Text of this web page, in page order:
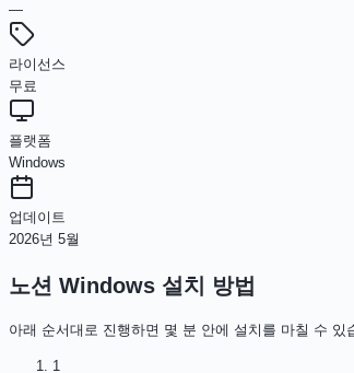
—
라이선스
무료
플랫폼
Windows
업데이트
2026년 5월
노션 Windows 설치 방법
아래 순서대로 진행하면 몇 분 안에 설치를 마칠 수 있
1